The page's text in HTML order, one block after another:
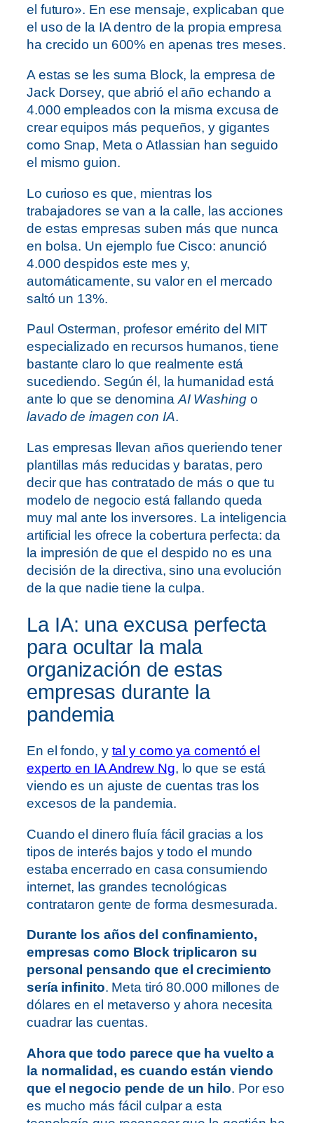
el futuro». En ese mensaje, explicaban que
el uso de la IA dentro de la propia empresa
ha crecido un 600% en apenas tres meses.
A estas se les suma Block, la empresa de
Jack Dorsey, que abrió el año echando a
4.000 empleados con la misma excusa de
crear equipos más pequeños, y gigantes
como Snap, Meta o Atlassian han seguido
el mismo guion.
Lo curioso es que, mientras los
trabajadores se van a la calle, las acciones
de estas empresas suben más que nunca
en bolsa. Un ejemplo fue Cisco: anunció
4.000 despidos este mes y,
automáticamente, su valor en el mercado
saltó un 13%.
Paul Osterman, profesor emérito del MIT
especializado en recursos humanos, tiene
bastante claro lo que realmente está
sucediendo. Según él, la humanidad está
ante lo que se denominaAI Washing o
lavado de imagen con IA.
Las empresas llevan años queriendo tener
plantillas más reducidas y baratas, pero
decir que has contratado de más o que tu
modelo de negocio está fallando queda
muy mal ante los inversores. La inteligencia
artificial les ofrece la cobertura perfecta: da
la impresión de que el despido no es una
decisión de la directiva, sino una evolución
de la que nadie tiene la culpa.
La IA: una excusa perfecta
para ocultar la mala
organización de estas
empresas durante la
pandemia
En el fondo, y tal y como ya comentó el
experto en IA Andrew Ng, lo que se está
viendo es un ajuste de cuentas tras los
excesos de la pandemia.
Cuando el dinero fluía fácil gracias a los
tipos de interés bajos y todo el mundo
estaba encerrado en casa consumiendo
internet, las grandes tecnológicas
contrataron gente de forma desmesurada.
Durante los años del confinamiento,
empresas como Block triplicaron su
personal pensando que el crecimiento
sería infinito. Meta tiró 80.000 millones de
dólares en el metaverso y ahora necesita
cuadrar las cuentas.
Ahora que todo parece que ha vuelto a
la normalidad, es cuando están viendo
que el negocio pende de un hilo. Por eso
es mucho más fácil culpar a esta